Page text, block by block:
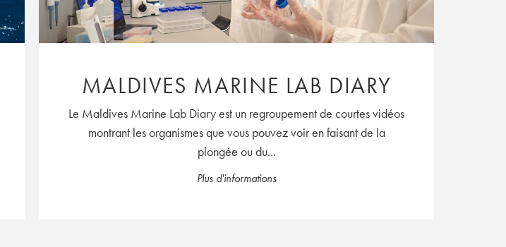
MALDIVES MARINE LAB DIARY
Le Maldives Marine Lab Diary est un regroupement de courtes vidéos
montrant les organismes que vous pouvez voir en faisant de la
plongée ou du...
Plus d'informations